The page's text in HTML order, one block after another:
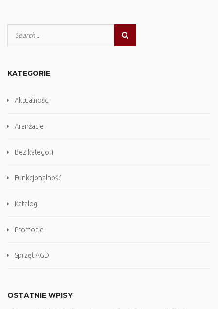
KATEGORIE
Aktualności
Aranżacje
Bez kategorii
Funkcjonalność
Katalogi
Promocje
Sprzęt AGD
OSTATNIE WPISY